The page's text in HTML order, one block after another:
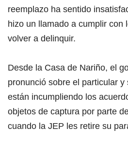
reemplazo ha sentido
hizo un llamado a cumplir con
volver a delinquir.
Desde la Casa de Nariño, el
pronunció sobre el particular
están incumpliendo los
objetos de captura por parte
cuando la JEP les retire su